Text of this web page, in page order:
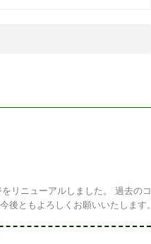
リニューアルしました。 過去のコ
後ともよろしくお願いいたします。